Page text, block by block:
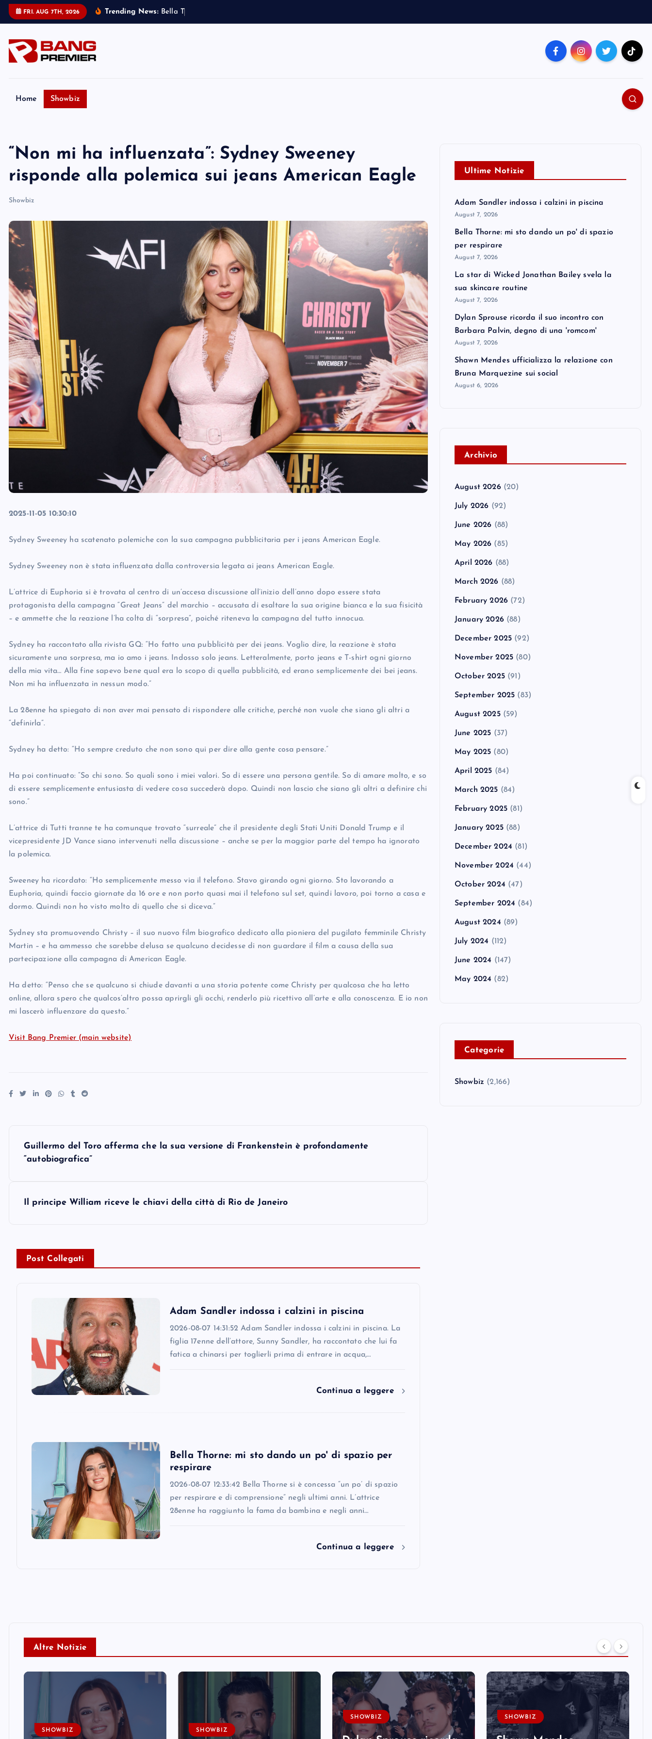
FRI. AUG 7TH, 2026 Trending News: Be a T
Home Showbiz
“Non mi ha influenzata”: Sydney Sweeney
risponde alla polemica sui jeans American Eagle
Showbiz
2025-11-05 10:30:10
Sydney Sweeney ha scatenato polemiche con la sua campagna pubblicitaria per i jeans American Eagle.
Sydney Sweeney non è stata influenzata dalla controversia legata ai jeans American Eagle.
L’attrice di Euphoria si è trovata al centro di un’accesa discussione all’inizio dell’anno dopo essere stata
protagonista della campagna “Great Jeans” del marchio – accusata di esaltare la sua origine bianca e la sua fisicità
– e ammette che la reazione l’ha colta di “sorpresa”, poiché riteneva la campagna del tutto innocua.
Sydney ha raccontato alla rivista GQ: “Ho fatto una pubblicità per dei jeans. Voglio dire, la reazione è stata
sicuramente una sorpresa, ma io amo i jeans. Indosso solo jeans. Letteralmente, porto jeans e T-shirt ogni giorno
della mia vita… Alla fine sapevo bene qual era lo scopo di quella pubblicità, ed erano semplicemente dei bei jeans.
Non mi ha influenzata in nessun modo.”
La 28enne ha spiegato di non aver mai pensato di rispondere alle critiche, perché non vuole che siano gli altri a
“definirla”.
Sydney ha detto: “Ho sempre creduto che non sono qui per dire alla gente cosa pensare.”
Ha poi continuato: “So chi sono. So quali sono i miei valori. So di essere una persona gentile. So di amare molto, e so
di essere semplicemente entusiasta di vedere cosa succederà dopo. Quindi non lascio che siano gli altri a definire chi
sono.”
L’attrice di Tutti tranne te ha comunque trovato “surreale” che il presidente degli Stati Uniti Donald Trump e il
vicepresidente JD Vance siano intervenuti nella discussione – anche se per la maggior parte del tempo ha ignorato
la polemica.
Sweeney ha ricordato: “Ho semplicemente messo via il telefono. Stavo girando ogni giorno. Sto lavorando a
Euphoria, quindi faccio giornate da 16 ore e non porto quasi mai il telefono sul set, quindi lavoro, poi torno a casa e
dormo. Quindi non ho visto molto di quello che si diceva.”
Sydney sta promuovendo Christy – il suo nuovo film biografico dedicato alla pioniera del pugilato femminile Christy
Martin – e ha ammesso che sarebbe delusa se qualcuno decidesse di non guardare il film a causa della sua
partecipazione alla campagna di American Eagle.
Ha detto: “Penso che se qualcuno si chiude davanti a una storia potente come Christy per qualcosa che ha letto
online, allora spero che qualcos’altro possa aprirgli gli occhi, renderlo più ricettivo all’arte e alla conoscenza. E io non
mi lascerò influenzare da questo.”
Visit Bang Premier (main website)
n
a
Guillermo del Toro afferma che la sua versione di Frankenstein è profondamente
“autobiografica”
Il principe William riceve le chiavi della città di Rio de Janeiro
Post Collegati
Adam Sandler indossa i calzini in piscina
2026-08-07 14:31:52 Adam Sandler indossa i calzini in piscina. La
figlia 17enne dell’attore, Sunny Sandler, ha raccontato che lui fa
fatica a chinarsi per toglierli prima di entrare in acqua,…
Continua a leggere
Bella Thorne: mi sto dando un po' di spazio per
respirare
2026-08-07 12:33:42 Bella Thorne si è concessa “un po’ di spazio
per respirare e di comprensione” negli ultimi anni. L’attrice
28enne ha raggiunto la fama da bambina e negli anni…
Continua a leggere
Ultime Notizie
Adam Sandler indossa i calzini in piscina
August 7, 2026
Bella Thorne: mi sto dando un po' di spazio
per respirare
August 7, 2026
La star di Wicked Jonathan Bailey svela la
sua skincare routine
August 7, 2026
Dylan Sprouse ricorda il suo incontro con
Barbara Palvin, degno di una 'romcom'
August 7, 2026
Shawn Mendes ufficializza la relazione con
Bruna Marquezine sui social
August 6, 2026
Archivio
August 2026(20)
July 2026 (92)
June 2026 (88)
May 2026 (85)
April 2026 (88)
March 2026 (88)
February 2026 (72)
January 2026(88)
December 2025 (92)
November 2025 (80)
October 2025(91)
September 2025 (83)
August 2025(59)
June 2025 (37)
May 2025 (80)
April 2025 (84)
March 2025 (84)
February 2025 (81)
January 2025(88)
December 2024 (81)
November 2024 (44)
October 2024 (47)
September 2024 (84)
August 2024 (89)
July 2024 (112)
June 2024 (147)
May 2024 (82)
Categorie
Showbiz (2,166)
Altre Notizie
SHOWBIZ SHOWBIZ
SHOWBIZ SHOWBIZ